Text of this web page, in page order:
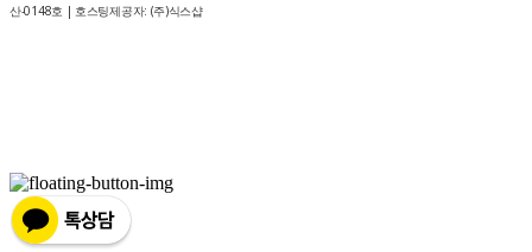
산-0148호 | 호스팅제공자: (주)식스샵